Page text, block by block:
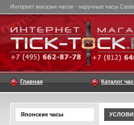
Интернет магазин часов - наручные часы
Главная Каталог
Японские часы